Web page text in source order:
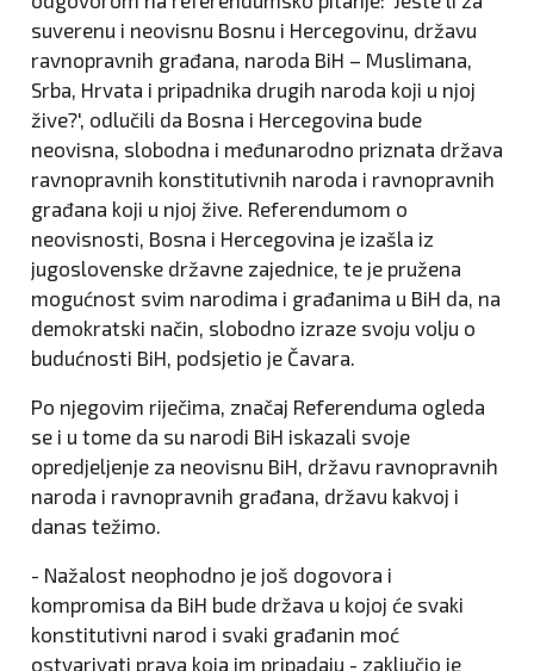
suverenu i neovisnu Bosnu i Hercegovinu, državu
ravnopravnih građana, naroda BiH – Muslimana,
Srba, Hrvata i pripadnika drugih naroda koji u njoj
žive?', odlučili da Bosna i Hercegovina bude
neovisna, slobodna i međunarodno priznata država
ravnopravnih konstitutivnih naroda i ravnopravnih
građana koji u njoj žive. Referendumom o
neovisnosti, Bosna i Hercegovina je izašla iz
jugoslovenske državne zajednice, te je pružena
mogućnost svim narodima i građanima u BiH da, na
demokratski način, slobodno izraze svoju volju o
budućnosti BiH, podsjetio je Čavara.
Po njegovim riječima, značaj Referenduma ogleda
se i u tome da su narodi BiH iskazali svoje
opredjeljenje za neovisnu BiH, državu ravnopravnih
naroda i ravnopravnih građana, državu kakvoj i
danas težimo.
- Nažalost neophodno je još dogovora i
kompromisa da BiH bude država u kojoj će svaki
konstitutivni narod i svaki građanin moć
ostvarivati prava koja im pripadaju - zaključio je